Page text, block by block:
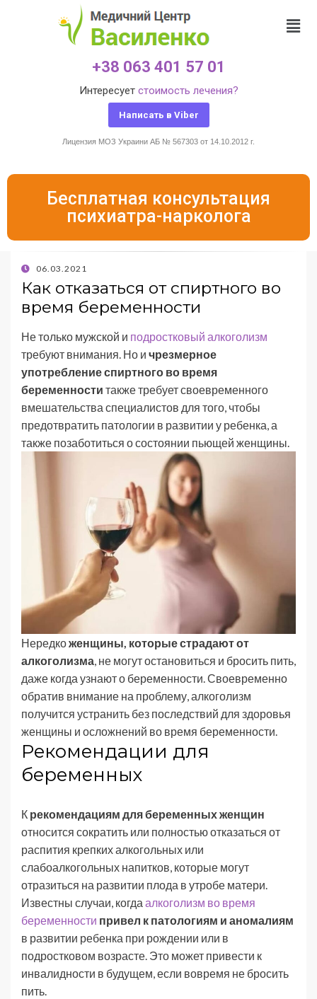
+38 063 401 57 01
Интересует стоимость лечения?
Написать в Viber
Лицензия МОЗ Украини АБ № 567303 от 14.10.2012 г.
Бесплатная консультация
психиатра-нарколога
06.03.2021
Как отказаться от спиртного во
время беременности
Не только мужской и подростковый алкоголизм
требуют внимания. Но и чрезмерное
употребление спиртного во время
беременности также требует своевременного
вмешательства специалистов для того, чтобы
предотвратить патологии в развитии у ребенка, а
также позаботиться о состоянии пьющей женщины.
Нередкоженщины, которые страдают от
алкоголизма, не могут остановиться и бросить пить,
даже когда узнают о беременности. Своевременно
обратив внимание на проблему, алкоголизм
получится устранить без последствий для здоровья
женщины и осложнений во время беременности.
Рекомендации для
беременных
К рекомендациям для беременных женщин
относится сократить или полностью отказаться от
распития крепких алкогольных или
слабоалкогольных напитков, которые могут
отразиться на развитии плода в утробе матери.
Известны случаи, когда алкоголизм во время
беременности привел к патологиям и аномалиям
в развитии ребенка при рождении или в
подростковом возрасте. Это может привести к
инвалидности в будущем, если вовремя не бросить
пить.